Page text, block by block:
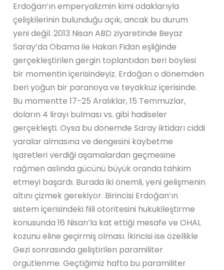
Erdoğan’ın emperyalizmin kimi odaklarıyla
çelişkilerinin bulunduğu açık, ancak bu durum
yeni değil. 2013 Nisan ABD ziyaretinde Beyaz
Saray’da Obama ile Hakan Fidan eşliğinde
gerçekleştirilen gergin toplantıdan beri böylesi
bir momentin içerisindeyiz. Erdoğan o dönemden
beri yoğun bir paranoya ve teyakkuz içerisinde.
Bu momentte 17-25 Aralıklar, 15 Temmuzlar,
doların 4 lirayı bulması vs. gibi hadiseler
gerçekleşti. Oysa bu dönemde Saray iktidarı ciddi
yaralar almasına ve dengesini kaybetme
işaretleri verdiği aşamalardan geçmesine
rağmen aslında gücünü büyük oranda tahkim
etmeyi başardı. Burada iki önemli, yeni gelişmenin
altını çizmek gerekiyor. Birincisi Erdoğan’ın
sistem içerisindeki fiili otoritesini hukukileştirme
konusunda 16 Nisan’la kat ettiği mesafe ve OHAL
kozunu eline geçirmiş olması. İkincisi ise özellikle
Gezi sonrasında geliştirilen paramiliter
örgütlenme. Geçtiğimiz hafta bu paramiliter